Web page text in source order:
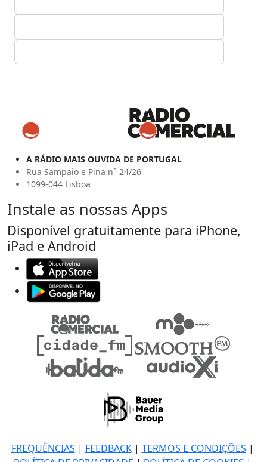
A RÁDIO MAIS OUVIDA DE PORTUGAL
Rua Sampaio e Pina n° 24/26
1099-044 Lisboa
Instale as nossas Apps
Disponível gratuitamente para iPhone,
iPad e Android
FREQUÊNCIAS | FEEDBACK| TERMOS E CONDIÇÕES |